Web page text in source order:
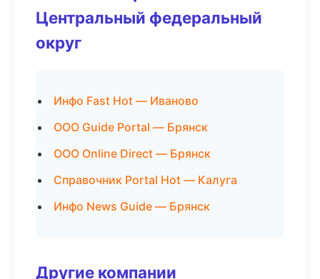
Центральный федеральный
округ
Инфо Fast Hot — Иваново
ООО Guide Portal — Брянск
ООО Online Direct — Брянск
Справочник Portal Hot — Калуга
Инфо News Guide — Брянск
Другие компании